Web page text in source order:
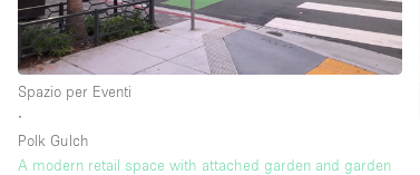
Giardino
Impianto audiovisivo
Spazio per Eventi
∙
Polk Gulch
A modern retail space with attached garden and garden